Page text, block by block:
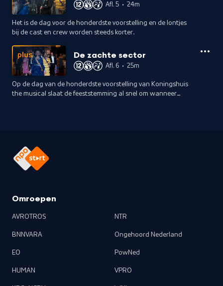
Afl. 5 • 24m
Het is de dag voor de honderdste voorstelling en de lontjes
bij de cast en crew worden steeds korter.
plus De zachte sector
Afl. 6 • 25m
Op de dag van de honderdste voorstelling van Koningshuis
the musical slaat de feeststemming al snel om wanneer
Omroepen
AVROTROS
BNNVARA
EO
HUMAN
NTR
Ongehoord Nederland
PowNed
VPRO